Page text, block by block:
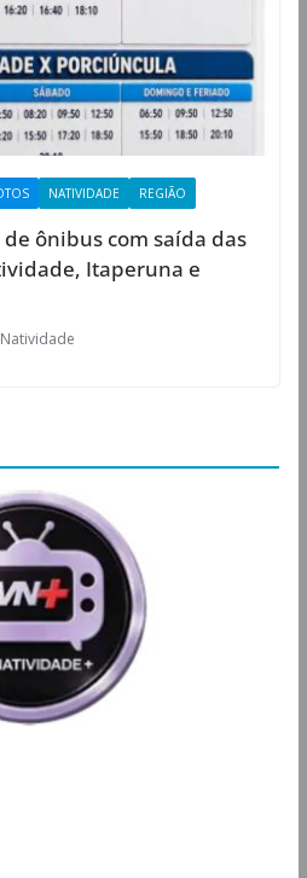
NATIVIDADE REGIÃO
ônibus com saída das
Itaperuna e